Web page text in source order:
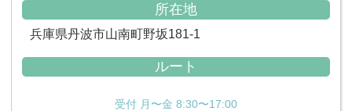
所在地
兵庫県丹波市山南町野坂181-1
ルート
受付 月〜金 8:30〜17:00